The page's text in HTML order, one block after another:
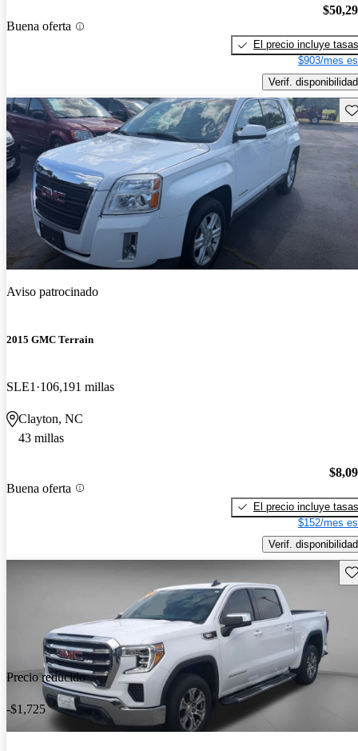
Buena oferta
El precio incluye tasas
$903/mes
Verif. disponibilidad
Aviso patrocinado
2015 GMC Terrain
SLE1 106,191 millas
Clayton, NC
43 millas
Buena oferta
El precio incluye tasas
$152/mes
Verif. disponibilidad
Precio reducido
-$1,725